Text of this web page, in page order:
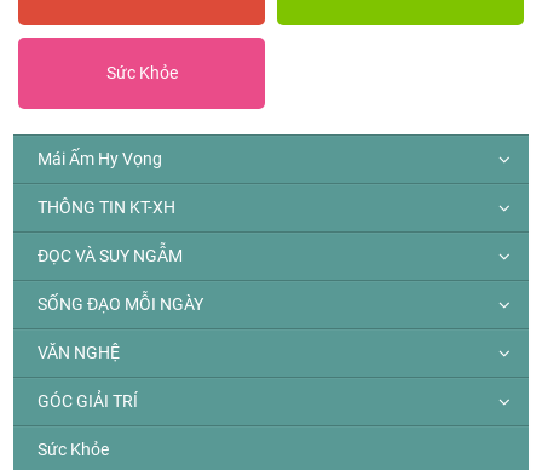
Sức Khỏe
Mái Ấm Hy Vọng
THÔNG TIN KT-XH
ĐỌC VÀ SUY NGẪM
SỐNG ĐẠO MỖI NGÀY
VĂN NGHỆ
GÓC GIẢI TRÍ
Sức Khỏe